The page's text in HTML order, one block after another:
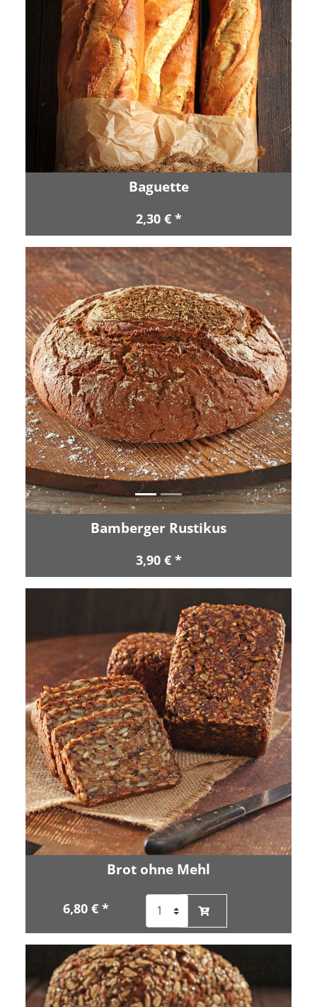
Baguette
2,30 € *
Zurück Vor
Bamberger Rustikus
3,90 € *
Brot ohne Mehl
6,80 € *